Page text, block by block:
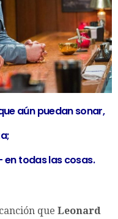
aún puedan sonar,
todas las cosas.
que Leonard